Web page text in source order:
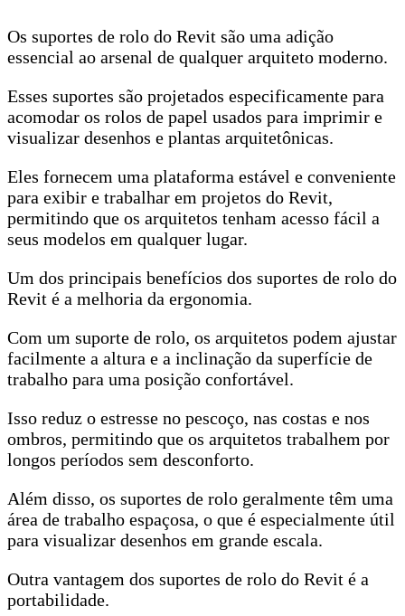
Os suportes de rolo do Revit são uma adição
essencial ao arsenal de qualquer arquiteto moderno.
Esses suportes são projetados especificamente para
acomodar os rolos de papel usados ​​para imprimir e
visualizar desenhos e plantas arquitetônicas.
Eles fornecem uma plataforma estável e conveniente
para exibir e trabalhar em projetos do Revit,
permitindo que os arquitetos tenham acesso fácil a
seus modelos em qualquer lugar.
Um dos principais benefícios dos suportes de rolo do
Revit é a melhoria da ergonomia.
Com um suporte de rolo, os arquitetos podem ajustar
facilmente a altura e a inclinação da superfície de
trabalho para uma posição confortável.
Isso reduz o estresse no pescoço, nas costas e nos
ombros, permitindo que os arquitetos trabalhem por
longos períodos sem desconforto.
Além disso, os suportes de rolo geralmente têm uma
área de trabalho espaçosa, o que é especialmente útil
para visualizar desenhos em grande escala.
Outra vantagem dos suportes de rolo do Revit é a
portabilidade.